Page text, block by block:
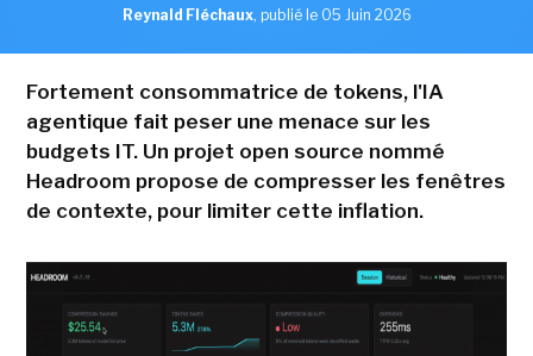
Reynald Fléchaux, publié le 05 Juin 2026
Fortement consommatrice de tokens, l'IA
agentique fait peser une menace sur les
budgets IT. Un projet open source nommé
Headroom propose de compresser les fenêtres
de contexte, pour limiter cette inflation.